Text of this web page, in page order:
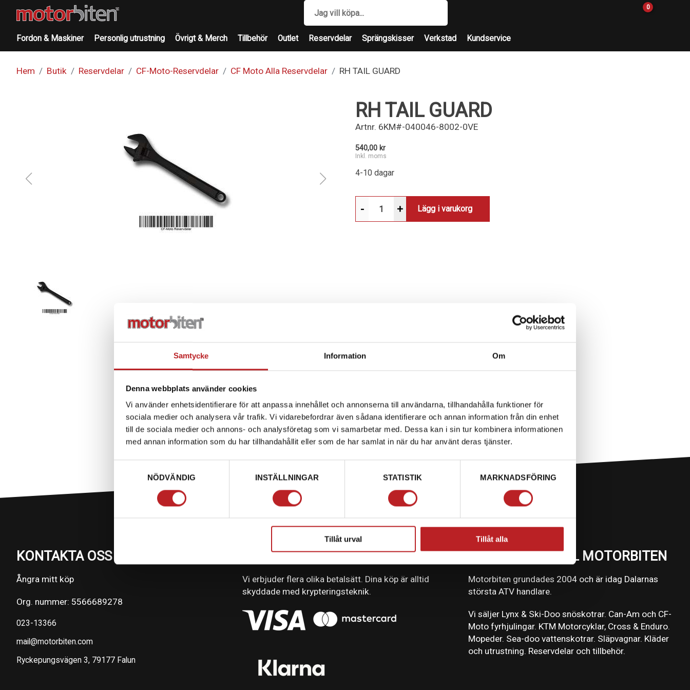
Samtycke Information Om
Denna webbplats använder cookies
Vi använder enhetsidentifierare för att anpassa innehållet och annonserna till användarna, tillhandahålla funktioner för
sociala medier och analysera vår trafik. Vi vidarebefordrar även sådana identifierare och annan information från din enhet
till de sociala medier och annons- och analysföretag som vi samarbetar med. Dessa kan i sin tur kombinera informationen
med annan information som du har tillhandahållit eller som de har samlat in när du har använt deras tjänster.
NÖDVÄNDIG
INSTÄLLNINGAR STATISTIK MARKNADSFÖRING
Tillåt urval Tillåt alla
0
Fordon & Maskiner Personlig utrustning Övrigt & Merch Tillbehör Outlet Reservdelar Sprängskisser Verkstad Kundservice
Hem Butik Reservdelar CF-Moto-Reservdelar CF Moto Alla Reservdelar RH TAIL GUARD
RH TAIL GUARD
Artnr. 6KM#-040046-8002-0VE
540,00 kr
Inkl. moms
4-10 dagar
- + Lägg i varukorg
KONTAKTA OSS PÅ MOTORBITEN
Ångra mitt köp
Org. nummer: 5566689278
023-13366
mail@motorbiten.com
Ryckepungsvägen 3, 79177 Falun
BETALNING
Vi erbjuder flera olika betalsätt. Dina köp är alltid
skyddade med krypteringsteknik.
VÄLKOMMEN TILL MOTORBITEN
Motorbiten grundades 2004 och är idag Dalarnas
största ATV handlare.
Vi säljer Lynx & Ski-Doo snöskotrar. Can-Am och CF-
Moto fyrhjulingar. KTM Motorcyklar, Cross & Enduro.
Mopeder. Sea-doo vattenskotrar. Släpvagnar. Kläder
och utrustning. Reservdelar och tillbehör.